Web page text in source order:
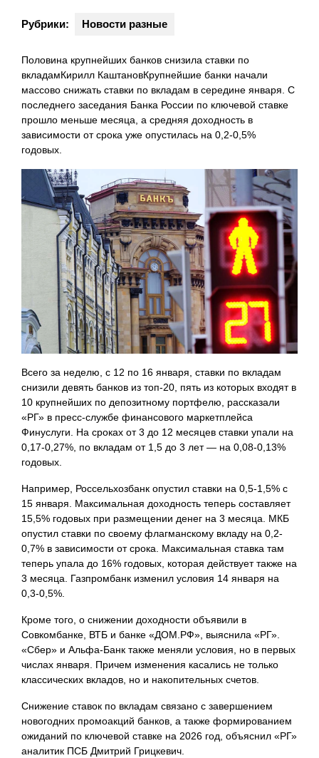
Рубрики: Новости разные
Половина крупнейших банков снизила ставки по
вкладамКирилл КаштановКрупнейшие банки начали
массово снижать ставки по вкладам в середине января. С
последнего заседания Банка России по ключевой ставке
прошло меньше месяца, а средняя доходность в
зависимости от срока уже опустилась на 0,2-0,5%
годовых.
Всего за неделю, с 12 по 16 января, ставки по вкладам
снизили девять банков из топ-20, пять из которых входят в
10 крупнейших по депозитному портфелю, рассказали
«РГ» в пресс-службе финансового маркетплейса
Финуслуги. На сроках от 3 до 12 месяцев ставки упали на
0,17-0,27%, по вкладам от 1,5 до 3 лет — на 0,08-0,13%
годовых.
Например, Россельхозбанк опустил ставки на 0,5-1,5% с
15 января. Максимальная доходность теперь составляет
15,5% годовых при размещении денег на 3 месяца. МКБ
опустил ставки по своему флагманскому вкладу на 0,2-
0,7% в зависимости от срока. Максимальная ставка там
теперь упала до 16% годовых, которая действует также на
3 месяца. Газпромбанк изменил условия 14 января на
0,3-0,5%.
Кроме того, о снижении доходности объявили в
Совкомбанке, ВТБ и банке «ДОМ.РФ», выяснила «РГ».
«Сбер» и Альфа-Банк также меняли условия, но в первых
числах января. Причем изменения касались не только
классических вкладов, но и накопительных счетов.
Снижение ставок по вкладам связано с завершением
новогодних промоакций банков, а также формированием
ожиданий по ключевой ставке на 2026 год, объяснил «РГ»
аналитик ПСБ Дмитрий Грицкевич.